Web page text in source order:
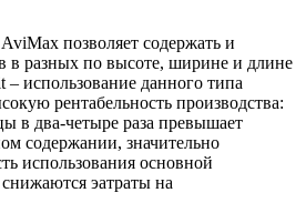
AviMax позволяет содержать и
в разных по высоте, ширине и длине
– использование данного типа
рентабельность производства:
в два-четыре раза превышает
содержании, значительно
использования основной
эатраты на